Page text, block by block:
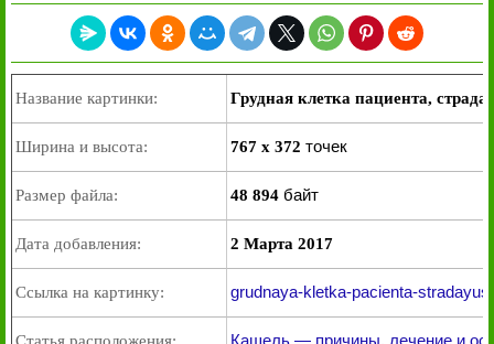
Название картинки: Грудная клетка пациента,
Ширина и высота: 767 x 372 точек
Размер файла: 48 894 байт
Дата добавления: 2 Марта 2017
Ссылка на картинку: grudnaya-kletka-pacienta-
Кашель — причины, лечение и